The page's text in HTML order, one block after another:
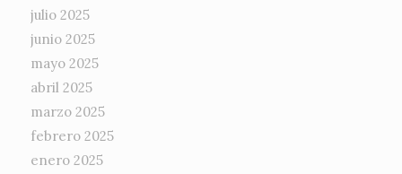
julio 2025
junio 2025
mayo 2025
abril 2025
marzo 2025
febrero 2025
enero 2025